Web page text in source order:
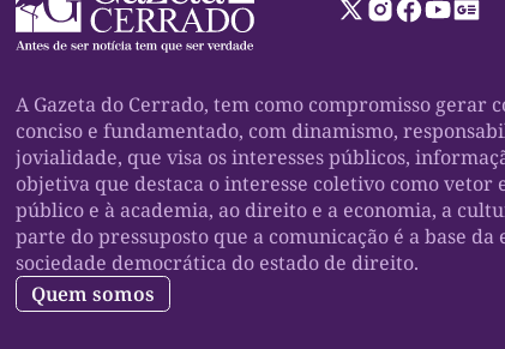
A Gazeta do Cerrado, tem como compromisso gerar
conciso e fundamentado, com dinamismo,
jovialidade, que visa os interesses públicos,
objetiva que destaca o interesse coletivo como vetor
público e à academia, ao direito e a economia, a
parte do pressuposto que a comunicação é a base
sociedade democrática do estado de direito.
Quem somos